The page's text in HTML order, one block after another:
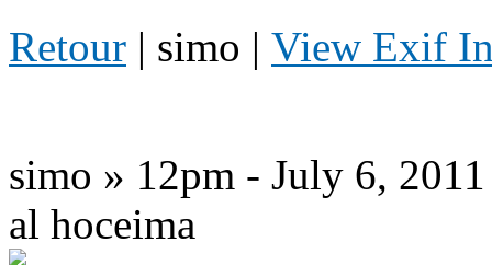
Retour | simo | View Exif
simo » 12pm - July 6, 2011
al hoceima